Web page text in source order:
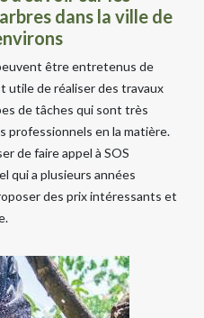
dans la ville de
être entretenus de
utile de réaliser des travaux
de tâches qui sont très
professionnels en la matière.
de faire appel à SOS
qui a plusieurs années
des prix intéressants et